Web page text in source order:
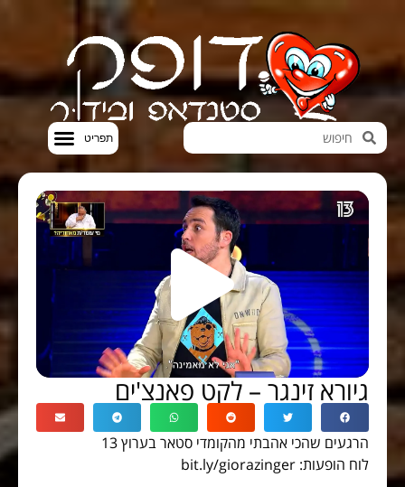
גיורא זינגר – לקט פאנצ'ים
הרגעים שהכי אהבתי מהקומדי סטאר בערוץ 13
לוח הופעות: bit.ly/giorazinger